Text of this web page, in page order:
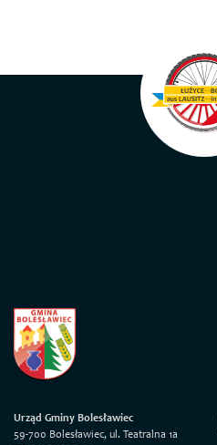
Urząd Gminy Bolesławiec
59-700 Bolesławiec, ul. Teatralna 1a